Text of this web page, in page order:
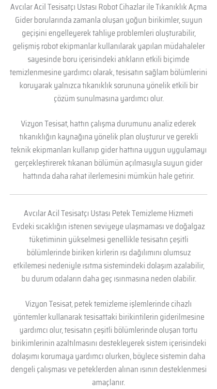
Avcılar Acil Tesisatçı Ustası Robot Cihazlar ile Tıkanıklık Açma
Gider borularında zamanla oluşan yoğun birikimler, suyun
geçişini engelleyerek tahliye problemleri oluşturabilir,
gelişmiş robot ekipmanlar kullanılarak yapılan müdahaleler
sayesinde boru içerisindeki atıkların etkili biçimde
temizlenmesine yardımcı olarak, tesisatın sağlam bölümlerini
koruyarak yalnızca tıkanıklık sorununa yönelik etkili bir
çözüm sunulmasına yardımcı olur.
Vizyon Tesisat, hattın çalışma durumunu analiz ederek
tıkanıklığın kaynağına yönelik plan oluşturur ve gerekli
teknik ekipmanları kullanıp gider hattına uygun uygulamayı
gerçekleştirerek tıkanan bölümün açılmasıyla suyun gider
hattında daha rahat ilerlemesini mümkün hale getirir.
Avcılar Acil Tesisatçı Ustası Petek Temizleme Hizmeti
Evdeki sıcaklığın istenen seviyeye ulaşmaması ve doğalgaz
tüketiminin yükselmesi genellikle tesisatın çeşitli
bölümlerinde biriken kirlerin ısı dağılımını olumsuz
etkilemesi nedeniyle ısıtma sistemindeki dolaşım azalabilir,
bu durum odaların daha geç ısınmasına neden olabilir.
Vizyon Tesisat, petek temizleme işlemlerinde cihazlı
yöntemler kullanarak tesisattaki birikintilerin giderilmesine
yardımcı olur, tesisatın çeşitli bölümlerinde oluşan tortu
birikimlerinin azaltılmasını destekleyerek sistem içerisindeki
dolaşımı korumaya yardımcı olurken, böylece sistemin daha
dengeli çalışması ve peteklerden alınan ısının desteklenmesi
amaçlanır.